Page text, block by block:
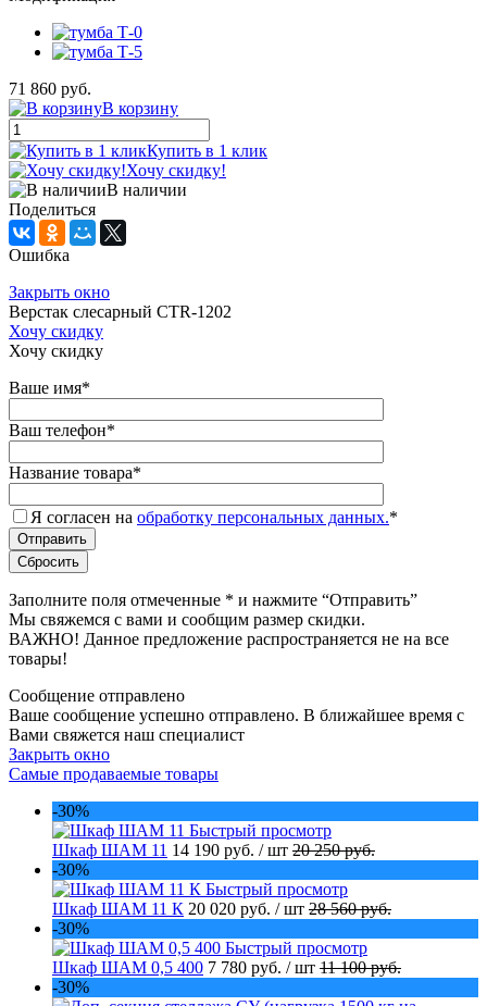
71 860 руб.
В корзину
Купить в 1 клик
Хочу скидку!
В наличии
Поделиться
Ошибка
Закрыть окно
Верстак слесарный CTR-1202
Хочу скидку
Хочу скидку
Ваше имя*
Ваш телефон*
Название товара*
Я согласен на обработку персональных данных.*
Заполните поля отмеченные * и нажмите “Отправить”
Мы свяжемся с вами и сообщим размер скидки.
ВАЖНО! Данное предложение распространяется не на все
товары!
Сообщение отправлено
Ваше сообщение успешно отправлено. В ближайшее время с
Вами свяжется наш специалист
Закрыть окно
Самые продаваемые товары
-30%
Быстрый просмотр
Шкаф ШАМ 11 14 190 руб. / шт 20 250 руб.
-30%
Быстрый просмотр
Шкаф ШАМ 11 К 20 020 руб. / шт 28 560 руб.
-30%
Быстрый просмотр
Шкаф ШАМ 0,5 400 7 780 руб. / шт 11 100 руб.
-30%